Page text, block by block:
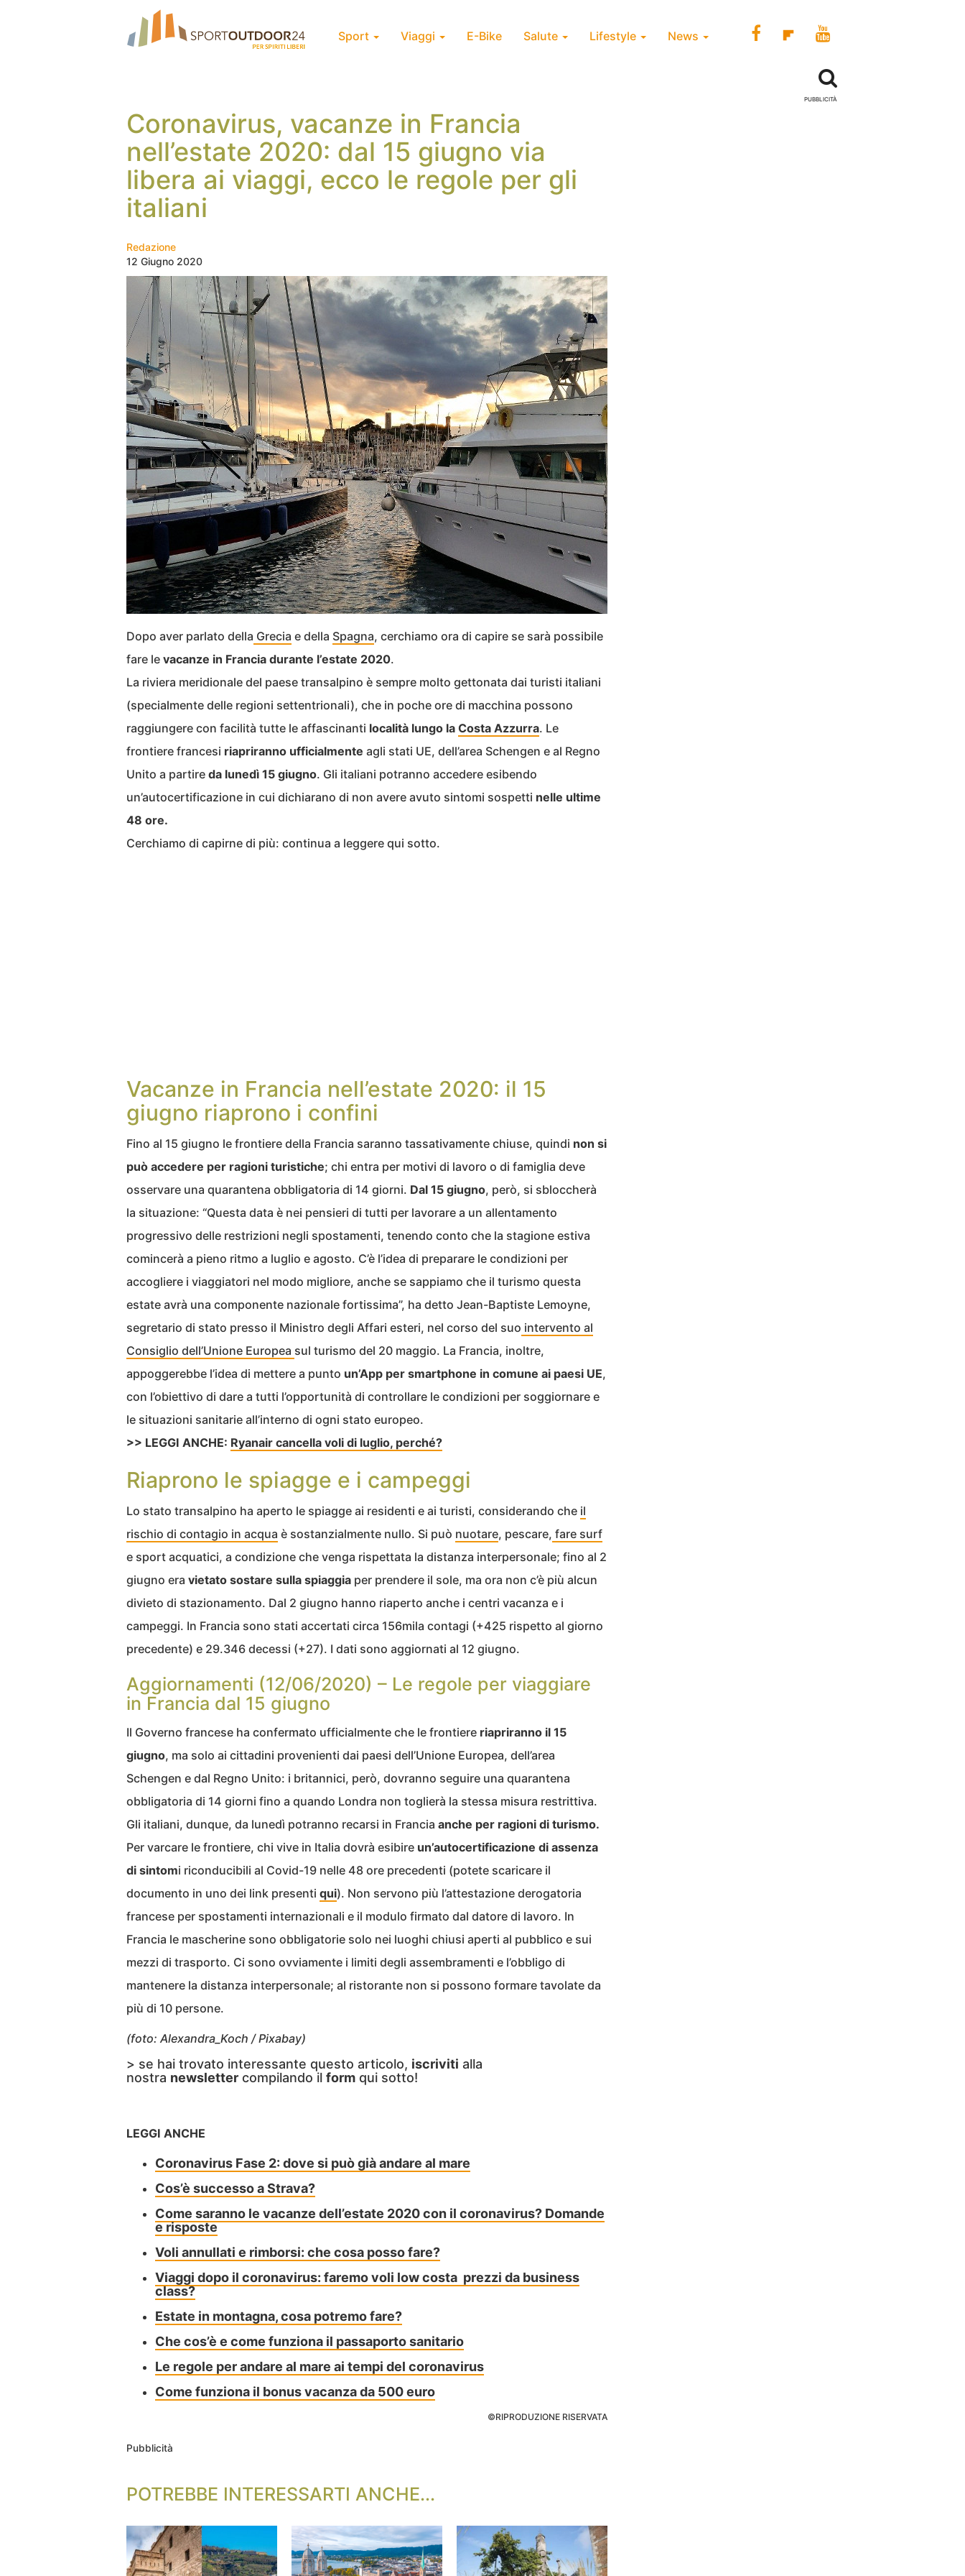
Sport Viaggi E-Bike Salute Lifestyle News
Coronavirus, vacanze in Francia
nell’estate 2020: dal 15 giugno via
libera ai viaggi, ecco le regole per gli
italiani
Redazione
12 Giugno 2020
Dopo aver parlato della Grecia e della Spagna, cerchiamo ora di capire se sarà possibile
fare le vacanze in Francia durante l’estate 2020.
La riviera meridionale del paese transalpino è sempre molto gettonata dai turisti italiani
(specialmente delle regioni settentrionali), che in poche ore di macchina possono
raggiungere con facilità tutte le affascinanti località lungo la Costa Azzurra. Le
frontiere francesi riapriranno ufficialmente agli stati UE, dell’area Schengen e al Regno
Unito a partire da lunedì 15 giugno. Gli italiani potranno accedere esibendo
un’autocertificazione in cui dichiarano di non avere avuto sintomi sospetti nelle ultime
48 ore.
Cerchiamo di capirne di più: continua a leggere qui sotto.
Vacanze in Francia nell’estate 2020: il 15
giugno riaprono i confini
Fino al 15 giugno le frontiere della Francia saranno tassativamente chiuse, quindi non si
può accedere per ragioni turistiche; chi entra per motivi di lavoro o di famiglia deve
osservare una quarantena obbligatoria di 14 giorni. Dal 15 giugno, però, si sbloccherà
la situazione: “Questa data è nei pensieri di tutti per lavorare a un allentamento
progressivo delle restrizioni negli spostamenti, tenendo conto che la stagione estiva
comincerà a pieno ritmo a luglio e agosto. C’è l’idea di preparare le condizioni per
accogliere i viaggiatori nel modo migliore, anche se sappiamo che il turismo questa
estate avrà una componente nazionale fortissima”, ha detto Jean-Baptiste Lemoyne,
segretario di stato presso il Ministro degli Affari esteri, nel corso del suo intervento al
Consiglio dell’Unione Europea sul turismo del 20 maggio. La Francia, inoltre,
appoggerebbe l’idea di mettere a punto un’App per smartphone in comune ai paesi UE,
con l’obiettivo di dare a tutti l’opportunità di controllare le condizioni per soggiornare e
le situazioni sanitarie all’interno di ogni stato europeo.
>> LEGGI ANCHE: Ryanair cancella voli di luglio, perché?
Riaprono le spiagge e i campeggi
Lo stato transalpino ha aperto le spiagge ai residenti e ai turisti, considerando che il
rischio di contagio in acqua è sostanzialmente nullo. Si può nuotare, pescare, fare surf
e sport acquatici, a condizione che venga rispettata la distanza interpersonale; fino al 2
giugno era vietato sostare sulla spiaggia per prendere il sole, ma ora non c’è più alcun
divieto di stazionamento. Dal 2 giugno hanno riaperto anche i centri vacanza e i
campeggi. In Francia sono stati accertati circa 156mila contagi (+425 rispetto al giorno
precedente) e 29.346 decessi (+27). I dati sono aggiornati al 12 giugno.
Aggiornamenti (12/06/2020) – Le regole per viaggiare
in Francia dal 15 giugno
Il Governo francese ha confermato ufficialmente che le frontiere riapriranno il 15
giugno, ma solo ai cittadini provenienti dai paesi dell’Unione Europea, dell’area
Schengen e dal Regno Unito: i britannici, però, dovranno seguire una quarantena
obbligatoria di 14 giorni fino a quando Londra non toglierà la stessa misura restrittiva.
Gli italiani, dunque, da lunedì potranno recarsi in Francia anche per ragioni di turismo.
Per varcare le frontiere, chi vive in Italia dovrà esibire un’autocertificazione di assenza
di sintomi riconducibili al Covid-19 nelle 48 ore precedenti (potete scaricare il
documento in uno dei link presenti qui). Non servono più l’attestazione derogatoria
francese per spostamenti internazionali e il modulo firmato dal datore di lavoro. In
Francia le mascherine sono obbligatorie solo nei luoghi chiusi aperti al pubblico e sui
mezzi di trasporto. Ci sono ovviamente i limiti degli assembramenti e l’obbligo di
mantenere la distanza interpersonale; al ristorante non si possono formare tavolate da
più di 10 persone.
(foto: Alexandra_Koch / Pixabay)
> se hai trovato interessante questo articolo, iscriviti alla
nostra newsletter compilando il form qui sotto!
LEGGI ANCHE
Coronavirus Fase 2: dove si può già andare al mare
Cos’è successo a Strava?
Come saranno le vacanze dell’estate 2020 con il coronavirus? Domande
e risposte
Voli annullati e rimborsi: che cosa posso fare?
Viaggi dopo il coronavirus: faremo voli low costa prezzi da business
class?
Estate in montagna, cosa potremo fare?
Che cos’è e come funziona il passaporto sanitario
Le regole per andare al mare ai tempi del coronavirus
Come funziona il bonus vacanza da 500 euro
©RIPRODUZIONE RISERVATA
Pubblicità
POTREBBE INTERESSARTI ANCHE...
PUBBLICITÀ